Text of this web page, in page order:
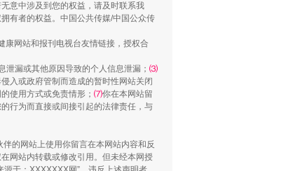
习近平的“航天情”
意中涉及到您的权益，请及时联系我
有者的权益。中国公共传媒/中国公众传
康网站和报刊电视台友情链接，授权合
泄漏或其他原因导致的个人信息泄漏； ⑶
入或政府管制而造成的暂时性网站关闭
使用方式或免责情形； ⑺你在本网站留
行为而直接或间接引起的法律责任，与
的网站上使用你留言在本网站内容和反
网站内转载或修改引用。但未经本网授